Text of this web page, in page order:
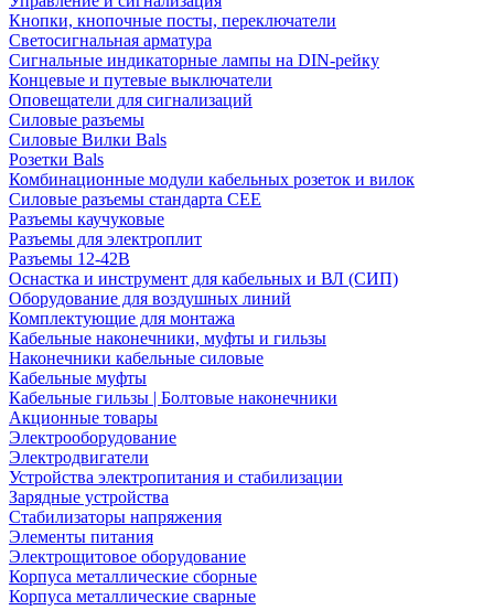
Кнопки, кнопочные посты, переключатели
Светосигнальная арматура
Сигнальные индикаторные лампы на DIN-рейку
Концевые и путевые выключатели
Оповещатели для сигнализаций
Силовые разъемы
Силовые Вилки Bals
Розетки Bals
Комбинационные модули кабельных розеток и вилок
Силовые разъемы стандарта CEE
Разъемы каучуковые
Разъемы для электроплит
Разъемы 12-42В
Оснастка и инструмент для кабельных и ВЛ (СИП)
Оборудование для воздушных линий
Комплектующие для монтажа
Кабельные наконечники, муфты и гильзы
Наконечники кабельные силовые
Кабельные муфты
Кабельные гильзы | Болтовые наконечники
Акционные товары
Электрооборудование
Электродвигатели
Устройства электропитания и стабилизации
Зарядные устройства
Стабилизаторы напряжения
Элементы питания
Электрощитовое оборудование
Корпуса металлические сборные
Корпуса металлические сварные